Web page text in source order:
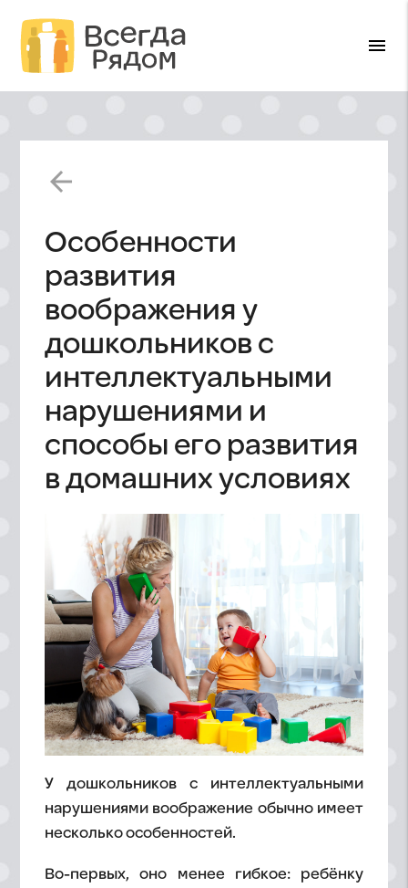
menu
arrow_back
Особенности
развития
воображения у
дошкольников с
интеллектуальными
нарушениями и
способы его развития
в домашних условиях
У дошкольников с интеллектуальными
нарушениями воображение обычно имеет
несколько особенностей.
Во-первых, оно менее гибкое: ребёнку